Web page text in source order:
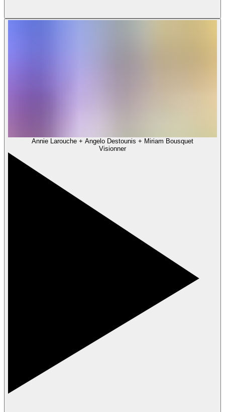
Annie Larouche + Angelo Destounis + Miriam Bousquet
Visionner